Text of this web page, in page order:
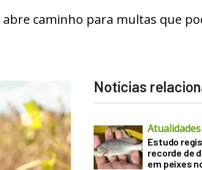
caminho para multas que
Notícias
Atualidades
Estudo
recorde de
em peixes